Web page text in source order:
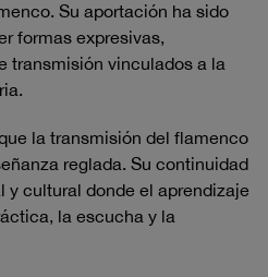
Su aportación ha sido
formas expresivas,
transmisión vinculados a la
la transmisión del flamenco
reglada. Su continuidad
y cultural donde el aprendizaje
la escucha y la